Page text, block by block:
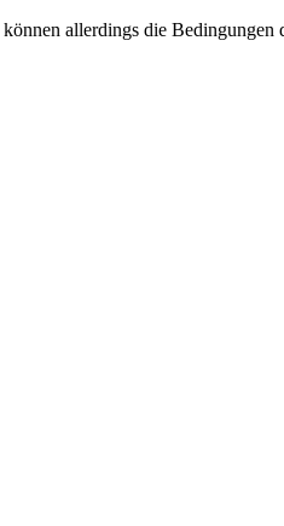
können allerdings die